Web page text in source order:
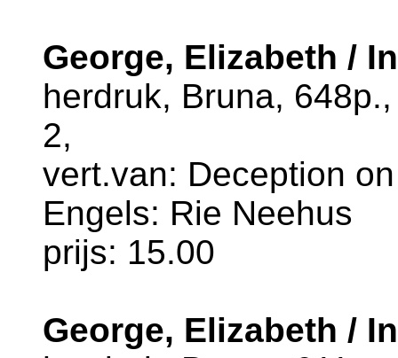
George, Elizabeth /
herdruk, Bruna,
2,
vert.van: Deception
Engels: Rie Neehus
prijs: 15.00
George, Elizabeth /